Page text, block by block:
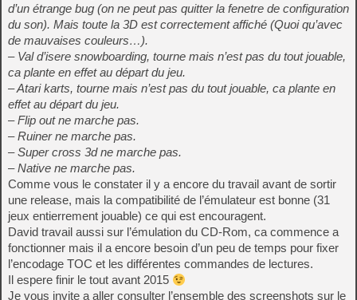
d’un étrange bug (on ne peut pas quitter la fenetre de configuration
du son). Mais toute la 3D est correctement affiché (Quoi qu’avec
de mauvaises couleurs…).
– Val d’isere snowboarding, tourne mais n’est pas du tout jouable,
ca plante en effet au départ du jeu.
– Atari karts, tourne mais n’est pas du tout jouable, ca plante en
effet au départ du jeu.
– Flip out ne marche pas.
– Ruiner ne marche pas.
– Super cross 3d ne marche pas.
– Native ne marche pas.
Comme vous le constater il y a encore du travail avant de sortir
une release, mais la compatibilité de l’émulateur est bonne (31
jeux entierrement jouable) ce qui est encouragent.
David travail aussi sur l’émulation du CD-Rom, ca commence a
fonctionner mais il a encore besoin d’un peu de temps pour fixer
l’encodage TOC et les différentes commandes de lectures.
Il espere finir le tout avant 2015
Je vous invite a aller consulter l’ensemble des screenshots sur le